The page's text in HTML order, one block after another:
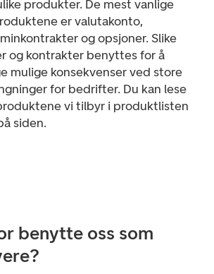
produkter. De mest vanlige
er valutakonto,
og opsjoner. Slike
og kontrakter benyttes for å
mulige konsekvenser ved store
for bedrifter. Du kan lese
vi tilbyr i produktlisten
siden.
benytte oss som